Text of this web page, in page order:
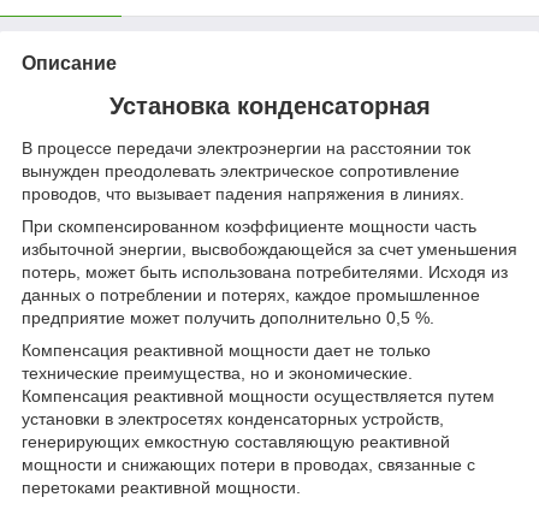
Описание
Установка конденсаторная
В процессе передачи электроэнергии на расстоянии ток
вынужден преодолевать электрическое сопротивление
проводов, что вызывает падения напряжения в линиях.
При скомпенсированном коэффициенте мощности часть
избыточной энергии, высвобождающейся за счет уменьшения
потерь, может быть использована потребителями. Исходя из
данных о потреблении и потерях, каждое промышленное
предприятие может получить дополнительно 0,5 %.
Компенсация реактивной мощности дает не только
технические преимущества, но и экономические.
Компенсация реактивной мощности осуществляется путем
установки в электросетях конденсаторных устройств,
генерирующих емкостную составляющую реактивной
мощности и снижающих потери в проводах, связанные с
перетоками реактивной мощности.